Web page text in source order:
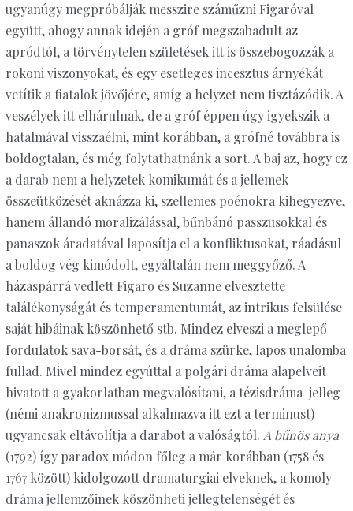
ugyanúgy megpróbálják messzire száműzni Figaróval
együtt, ahogy annak idején a gróf megszabadult az
apródtól, a törvénytelen születések itt is összebogozzák a
rokoni viszonyokat, és egy esetleges incesztus árnyékát
vetítik a fiatalok jövőjére, amíg a helyzet nem tisztázódik. A
veszélyek itt elhárulnak, de a gróf éppen úgy igyekszik a
hatalmával visszaélni, mint korábban, a grófné továbbra is
boldogtalan, és még folytathatnánk a sort. A baj az, hogy ez
a darab nem a helyzetek komikumát és a jellemek
összeütközését aknázza ki, szellemes poénokra kihegyezve,
hanem állandó moralizálással, bűnbánó passzusokkal és
panaszok áradatával laposítja el a konfliktusokat, ráadásul
a boldog vég kimódolt, egyáltalán nem meggyőző. A
házaspárrá vedlett Figaro és Suzanne elvesztette
találékonyságát és temperamentumát, az intrikus felsülése
saját hibáinak köszönhető stb. Mindez elveszi a meglepő
fordulatok sava-borsát, és a dráma szürke, lapos unalomba
fullad. Mivel mindez egyúttal a polgári dráma alapelveit
hivatott a gyakorlatban megvalósítani, a tézisdráma-jelleg
(némi anakronizmussal alkalmazva itt ezt a terminust)
ugyancsak eltávolítja a darabot a valóságtól. A bűnös anya
(1792) így paradox módon főleg a már korábban (1758 és
1767 között) kidolgozott dramaturgiai elveknek, a komoly
dráma jellemzőinek köszönheti jellegtelenségét és